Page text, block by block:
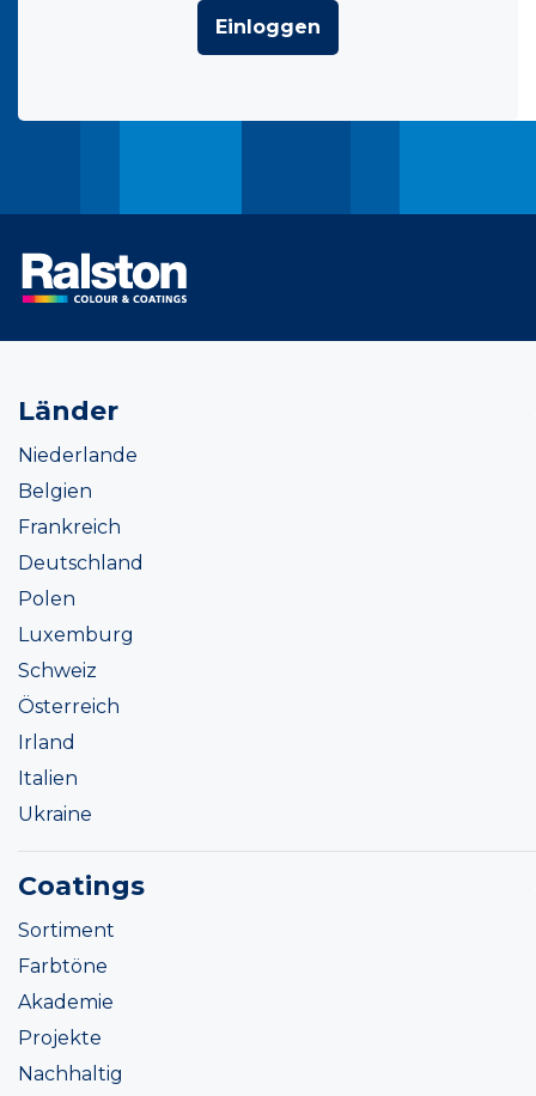
Einloggen
Länder
Niederlande
Belgien
Frankreich
Deutschland
Polen
Luxemburg
Schweiz
Österreich
Irland
Italien
Ukraine
Coatings
Sortiment
Farbtöne
Akademie
Projekte
Nachhaltig